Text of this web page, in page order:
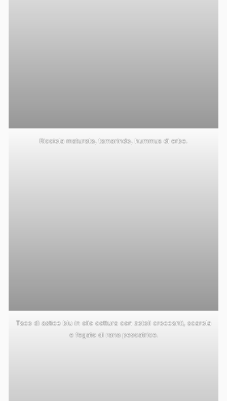
Ricciola maturata, tamarindo, hummus di erbe.
Taco di astice blu in olio cottura con zotoli croccanti, scarola
e fegato di rana pescatrice.